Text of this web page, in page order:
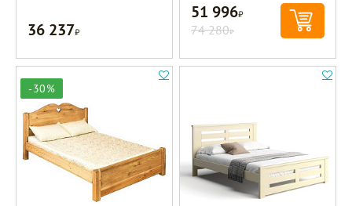
36 237Р
51 996Р
74 280Р
-30%